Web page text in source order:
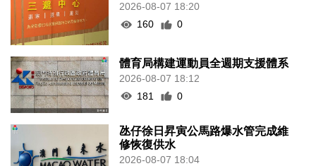
2026-08-07 18:20
160
0
體育局構建運動員全週期支援體系
2026-08-07 18:12
181
0
氹仔徐日昇寅公馬路爆水管完成維
修恢復供水
2026-08-07 18:04